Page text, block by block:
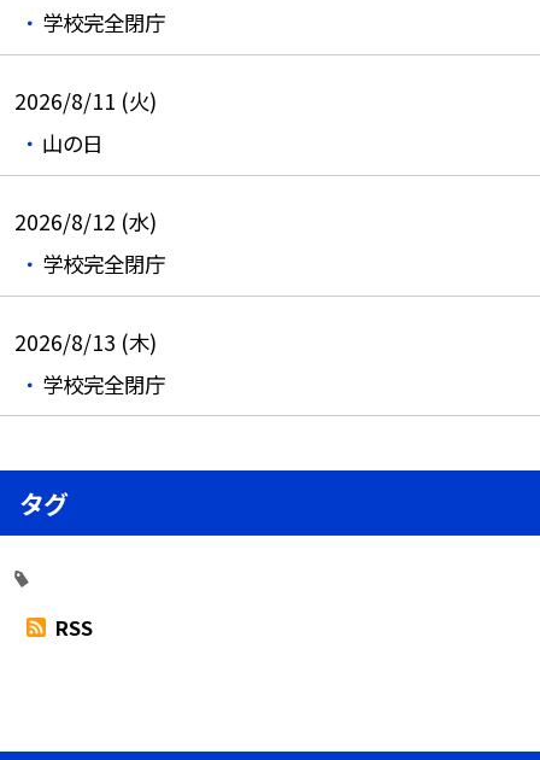
学校完全閉庁
2026/8/11 (火)
山の日
2026/8/12 (水)
学校完全閉庁
2026/8/13 (木)
学校完全閉庁
タグ
RSS